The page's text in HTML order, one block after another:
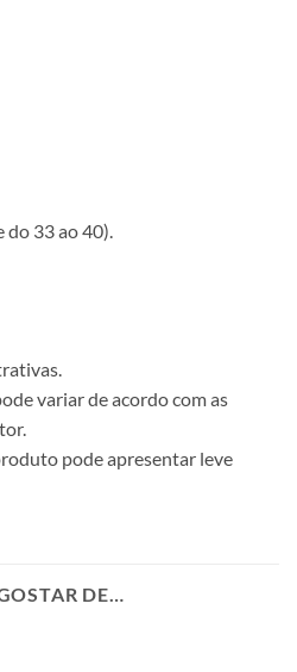
33 ao 40).
variar de acordo com as
pode apresentar leve
DE…